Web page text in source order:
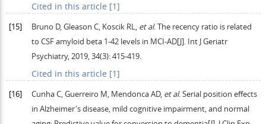
Cited in this article [1]
[15] Bruno D,Gleason C, Koscik RL, et al. The recency ratio is related
to CSF amyloid beta 1-42 levels in MCI-AD[J]. Int J Geriatr
Psychiatry,2019,34(3): 415-419.
Cited in this article [1]
[16] CunhaC,Guerreiro M, MendoncaAD, et al. Serial position effects
in Alzheimer's disease, mild cognitive impairment, and normal